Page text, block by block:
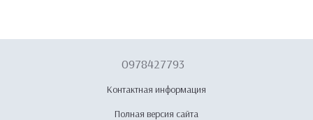
0978427793
Контактная информация
Полная версия сайта